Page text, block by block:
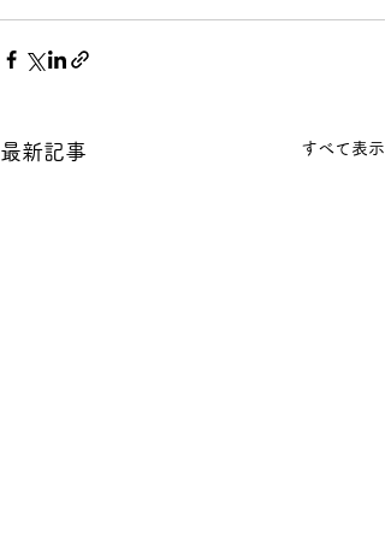
最新記事 すべて表示